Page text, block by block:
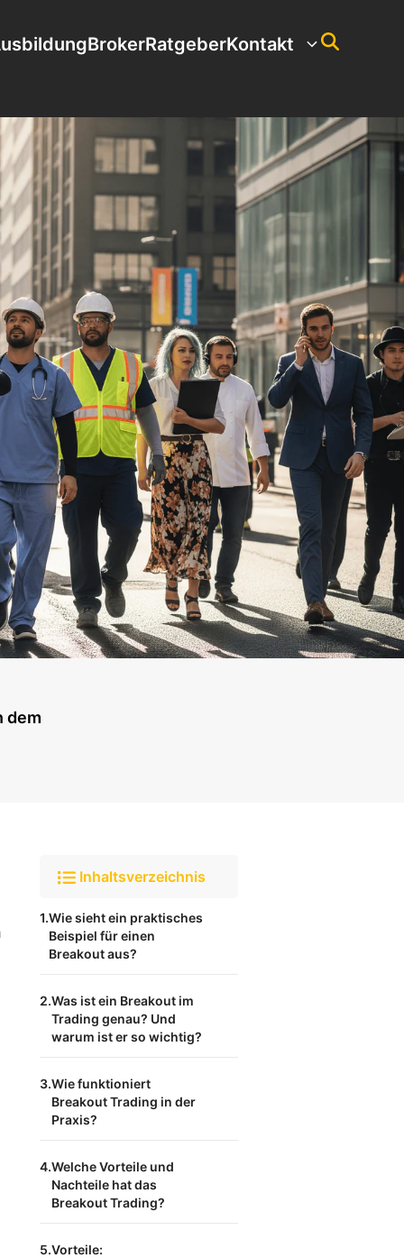
BrokerRatgeberKontakt
dem
Inhaltsverzeichnis
Wie sieht ein praktisches
Beispiel für einen
Breakout aus?
Was ist ein Breakout im
Trading genau? Und
warum ist er so wichtig?
Wie funktioniert
Breakout Trading in der
Praxis?
Welche Vorteile und
Nachteile hat das
Breakout Trading?
Vorteile: